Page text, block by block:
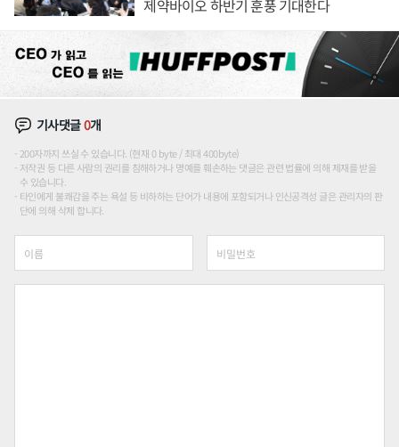
제약바이오 하반기 훈풍 기대한다
기사댓글0개
200자까지 쓰실 수 있습니다. (현재 0 byte / 최대 400byte)
저작권 등 다른 사람의 권리를 침해하거나 명예를 훼손하는 댓글은 관련 법률에 의해 제재를 받을
수 있습니다.
타인에게 불쾌감을 주는 욕설 등 비하하는 단어가 내용에 포함되거나 인신공격성 글은 관리자의 판
단에 의해 삭제 합니다.